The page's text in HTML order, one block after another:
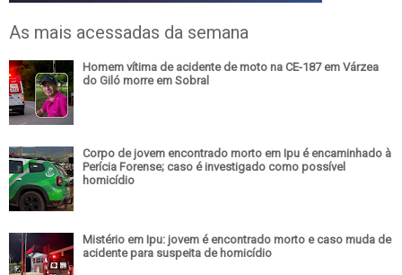
As mais acessadas da semana
Homem vítima de acidente de moto na CE-187 em Várzea
do Giló morre em Sobral
Corpo de jovem encontrado morto em Ipu é encaminhado à
Perícia Forense; caso é investigado como possível
homicídio
Mistério em Ipu: jovem é encontrado morto e caso muda de
acidente para suspeita de homicídio